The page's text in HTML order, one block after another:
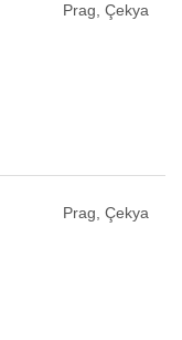
Prag, Çekya
Prag, Çekya